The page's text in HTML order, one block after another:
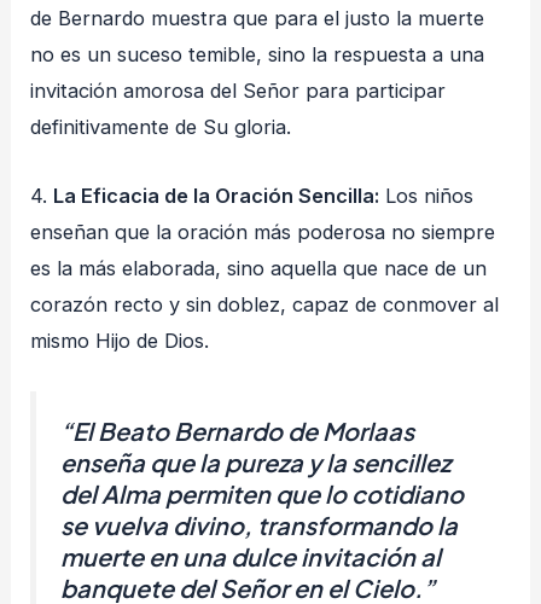
de Bernardo muestra que para el justo la muerte
no es un suceso temible, sino la respuesta a una
invitación amorosa del Señor para participar
definitivamente de Su gloria.
4. La Eficacia de la Oración Sencilla: Los niños
enseñan que la oración más poderosa no siempre
es la más elaborada, sino aquella que nace de un
corazón recto y sin doblez, capaz de conmover al
mismo Hijo de Dios.
“El Beato Bernardo de Morlaas
enseña que la pureza y la sencillez
del Alma permiten que lo cotidiano
se vuelva divino, transformando la
muerte en una dulce invitación al
banquete del Señor en el Cielo.”